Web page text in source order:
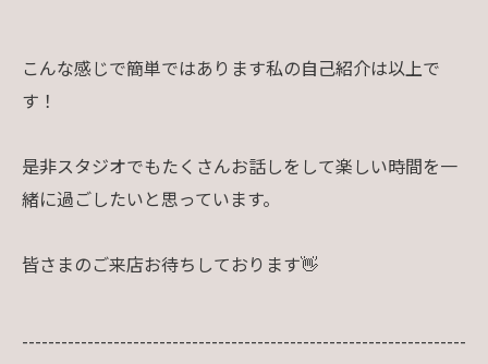
こんな感じで簡単ではあります私の自己紹介は以上で
す！
是非スタジオでもたくさんお話しをして楽しい時間を一
緒に過ごしたいと思っています。
皆さまのご来店お待ちしております👋
--------------------------------------------------------------------